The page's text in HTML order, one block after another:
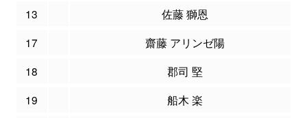
13
佐藤 獅恩
17
齋藤 アリンゼ陽
18
郡司 堅
19
船木 楽